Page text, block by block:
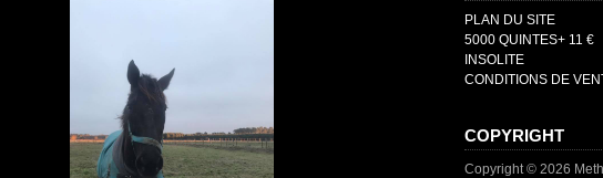
PLAN DU SITE
5000 QUINTES+ 11 €
INSOLITE
CONDITIONS DE
COPYRIGHT
Copyright © 2026